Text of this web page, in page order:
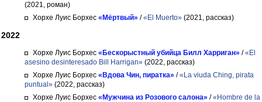
(2021, роман)
Хорхе Луис Борхес «Мёртвый» /«El Muerto» (2021, рассказ)
2022
Хорхе Луис Борхес «Бескорыстный убийца Билл Харриган» /«El
asesino desinteresado Bill Harrigan» (2022, рассказ)
Хорхе Луис Борхес «Вдова Чин, пиратка» /«La viuda Ching, pirata
puntual» (2022, рассказ)
Хорхе Луис Борхес «Мужчина из Розового салона» /«Hombre de la